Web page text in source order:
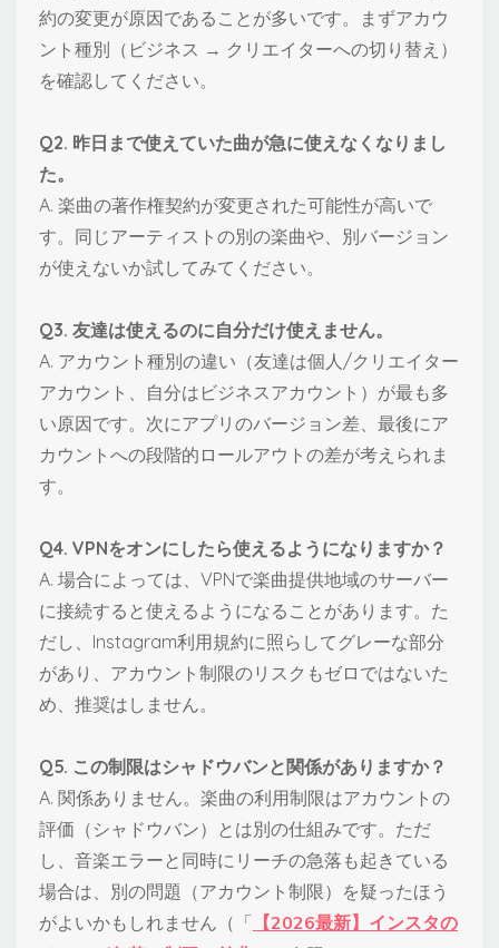
約の変更が原因であることが多いです。まずアカウ
ント種別（ビジネス → クリエイターへの切り替え）
を確認してください。
Q2. 昨日まで使えていた曲が急に使えなくなりまし
た。
A. 楽曲の著作権契約が変更された可能性が高いで
す。同じアーティストの別の楽曲や、別バージョン
が使えないか試してみてください。
Q3. 友達は使えるのに自分だけ使えません。
A. アカウント種別の違い（友達は個人/クリエイター
アカウント、自分はビジネスアカウント）が最も多
い原因です。次にアプリのバージョン差、最後にア
カウントへの段階的ロールアウトの差が考えられま
す。
Q4. VPNをオンにしたら使えるようになりますか？
A. 場合によっては、VPNで楽曲提供地域のサーバー
に接続すると使えるようになることがあります。た
だし、Instagram利用規約に照らしてグレーな部分
があり、アカウント制限のリスクもゼロではないた
め、推奨はしません。
Q5. この制限はシャドウバンと関係がありますか？
A. 関係ありません。楽曲の利用制限はアカウントの
評価（シャドウバン）とは別の仕組みです。ただ
し、音楽エラーと同時にリーチの急落も起きている
場合は、別の問題（アカウント制限）を疑ったほう
がよいかもしれません（「 【2026最新】インスタの